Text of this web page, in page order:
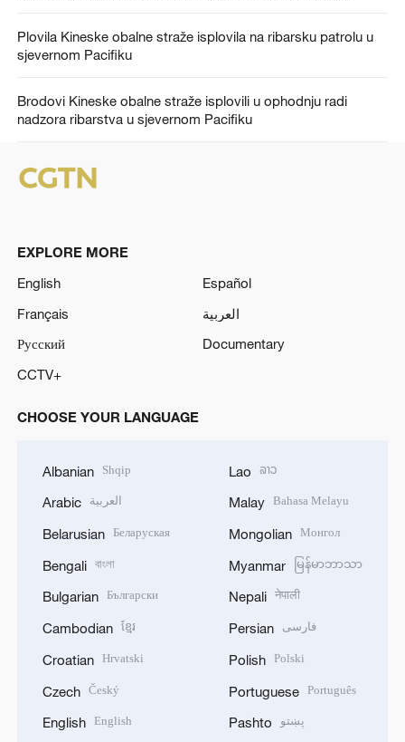
Plovila Kineske obalne straže isplovila na ribarsku patrolu u
sjevernom Pacifiku
Brodovi Kineske obalne straže isplovili u ophodnju radi
nadzora ribarstva u sjevernom Pacifiku
EXPLORE MORE
English
Español
Français
العربية
Русский
Documentary
CCTV+
CHOOSE YOUR LANGUAGE
Albanian Shqip
Arabic العربية
Belarusian Беларуская
Bengali বাংলা
Bulgarian Български
Cambodian ខ្មែរ
Croatian Hrvatski
Czech Český
English English
Lao ລາວ
Malay Bahasa Melayu
Mongolian Монгол
Myanmar မြန်မာဘာသာ
Nepali नेपाली
Persian فارسی
Polish Polski
Portuguese Português
Pashto پښتو